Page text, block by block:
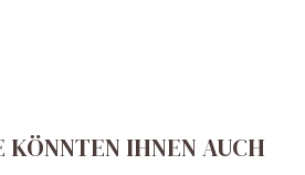
KÖNNTEN IHNEN AUCH